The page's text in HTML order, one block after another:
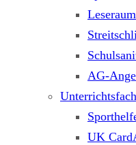
Leseraum
AG-
UK